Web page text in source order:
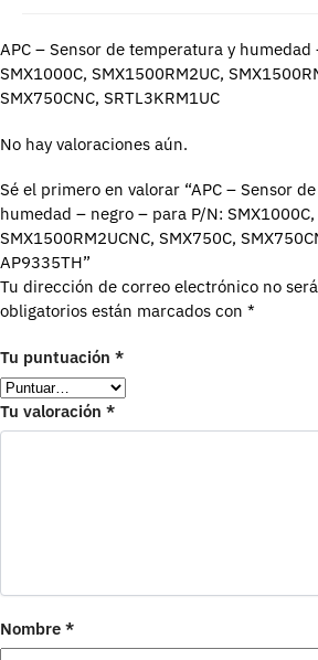
APC – Sensor de temperatura y humedad
SMX1000C, SMX1500RM2UC,
SMX750CNC, SRTL3KRM1UC
No hay valoraciones aún.
Sé el primero en valorar “APC – Sensor
humedad – negro – para P/N: SMX1000C,
SMX1500RM2UCNC, SMX750C,
AP9335TH”
Tu dirección de correo electrónico no
obligatorios están marcados con *
Tu puntuación *
Tu valoración *
Nombre *